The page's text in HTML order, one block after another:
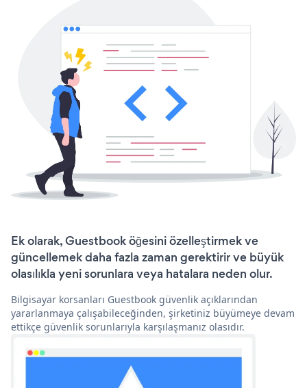
Ek olarak, Guestbook öğesini özelleştirmek ve
güncellemek daha fazla zaman gerektirir ve büyük
olasılıkla yeni sorunlara veya hatalara neden olur.
Bilgisayar korsanları Guestbook güvenlik açıklarından
yararlanmaya çalışabileceğinden, şirketiniz büyümeye devam
ettikçe güvenlik sorunlarıyla karşılaşmanız olasıdır.